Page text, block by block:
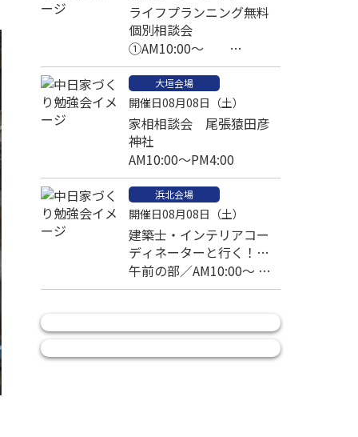
ライフプランニング無料
個別相談会
①AM10:00～
②PM1:00～予約済
③PM2:30～
大垣会場
開催日08月08日（土）
家相相談会 尾張猿田彦
神社
AM10:00～PM4:00
浜北会場
開催日08月08日（土）
建築士・インテリアコー
ディネーターと行く！モ
デルハウス高速見学ツア
ー
午前の部／AM10:00～ 午
後の部／PM1:00～